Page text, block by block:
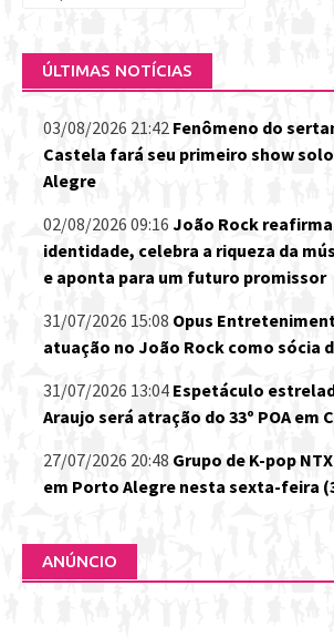
ÚLTIMAS NOTÍCIAS
03/08/2026 21:42 Fenômeno do
Castela fará seu primeiro show
Alegre
02/08/2026 09:16 João Rock reafirma
identidade, celebra a riqueza da
e aponta para um futuro promissor
31/07/2026 15:08 Opus
atuação no João Rock como sócia
31/07/2026 13:04 Espetáculo
Araujo será atração do 33º POA em
27/07/2026 20:48 Grupo de K-pop
em Porto Alegre nesta sexta-feira
ANÚNCIO